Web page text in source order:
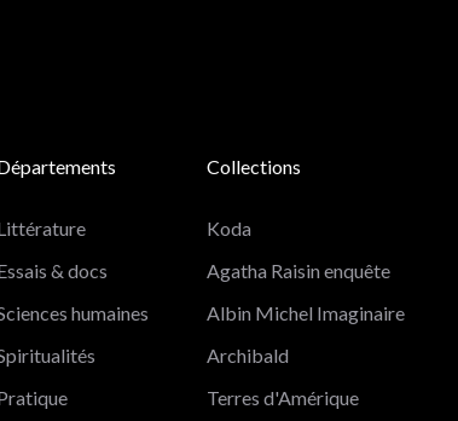
& docs
humaines
Collections
Koda
Agatha Raisin enquête
Albin Michel Imaginaire
Archibald
Terres d'Amérique